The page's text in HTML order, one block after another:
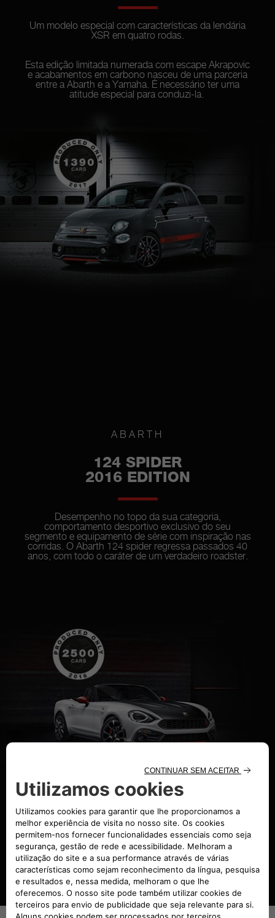
Um modelo especial com características da lendária
XSR em quatro rodas.
Esta edição limitada numerada com escape Akrapovic
e acabamentos em carbono nasceu de uma parceria
entre a Abarth e a Yamaha. É necessário ter uma
atitude especial para conduzi-la.
ABARTH
124 SPIDER
2016 EDITION
Desempenho no topo da sua categoria,
comportamento desportivo exclusivo do seu
segmento e equipamento de série com inspiração nas
corridas. O Abarth 124 spider regressa passados 40
anos, com todo o caráter de um verdadeiro roadster.
SAIBA MAIS